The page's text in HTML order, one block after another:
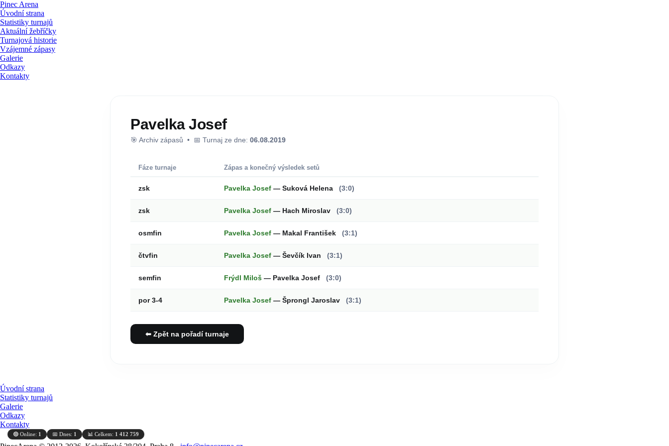
Pinec Arena
Úvodní strana
Statistiky turnajů
Aktuální žebříčky
Turnajová historie
Vzájemné zápasy
Galerie
Odkazy
Kontakty
Pavelka Josef
🎯 Archiv zápasů • 📅 Turnaj ze dne: 06.08.2019
Fáze turnaje Zápas a konečný výsledek setů
zsk Pavelka Josef — Suková Helena (3:0)
zsk Pavelka Josef — Hach Miroslav (3:0)
osmfin Pavelka Josef — Makal František (3:1)
čtvfin Pavelka Josef — Ševčík Ivan (3:1)
semfin Frýdl Miloš — Pavelka Josef (3:0)
por 3-4 Pavelka Josef — Šprongl Jaroslav (3:1)
⬅ Zpět na pořadí turnaje
Úvodní strana
Statistiky turnajů
Galerie
Odkazy
Kontakty
🟢 Online: 1 📅 Dnes: 1 📊 Celkem: 1 412 759